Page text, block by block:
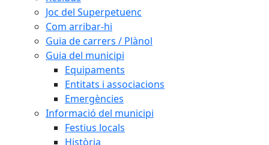
Joc del Superpetuenc
Com arribar-hi
Guia de carrers / Plànol
Guia del municipi
Equipaments
Entitats i associacions
Emergències
Informació del municipi
Festius locals
Història